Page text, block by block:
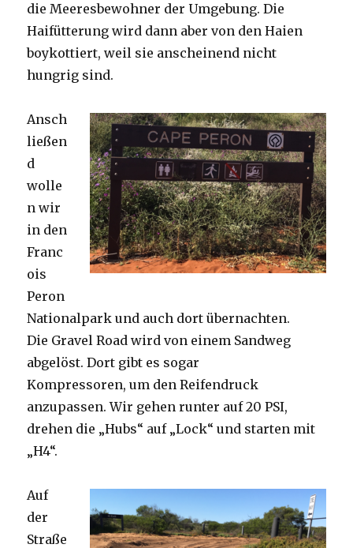
die Meeresbewohner der Umgebung. Die
Haifütterung wird dann aber von den Haien
boykottiert, weil sie anscheinend nicht
hungrig sind.
Ansch
ließen
d
wolle
n wir
in den
Franc
ois
Peron
Nationalpark und auch dort übernachten.
Die Gravel Road wird von einem Sandweg
abgelöst. Dort gibt es sogar
Kompressoren, um den Reifendruck
anzupassen. Wir gehen runter auf 20 PSI,
drehen die „Hubs“ auf „Lock“ und starten mit
„H4“.
Auf
der
Straße